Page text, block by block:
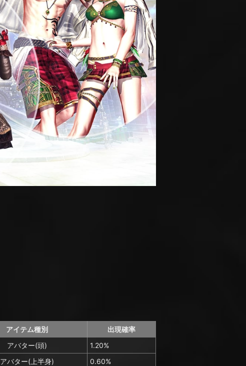
アイテム種別
出現確率
アバター(頭)
1.20%
アバター(上半身)
0.60%